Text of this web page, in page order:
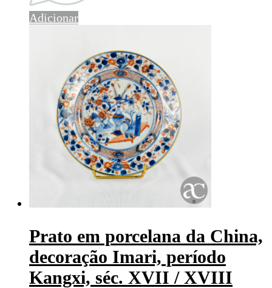
Adicionar
Prato em porcelana da China,
decoração Imari, período
Kangxi, séc. XVII / XVIII